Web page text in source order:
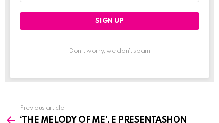
Don't worry, we don't spam
Previous article
‘THE MELODY OF ME’, E PRESENTASHON